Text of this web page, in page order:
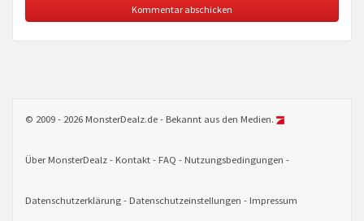
© 2009 - 2026 MonsterDealz.de - Bekannt aus den Medien.
Über MonsterDealz Kontakt FAQ Nutzungsbedingungen
Datenschutzerklärung Datenschutzeinstellungen Impressum